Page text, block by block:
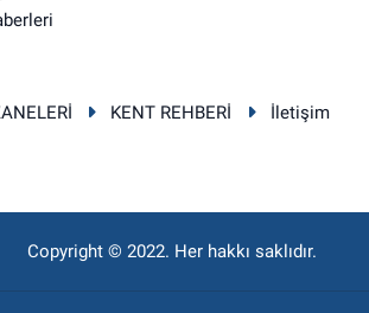
KENT REHBERİ
İletişim
Copyright © 2022. Her hakkı saklıdır.